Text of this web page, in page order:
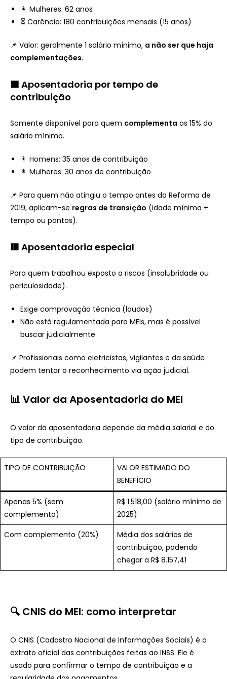
👩 Mulheres: 62 anos
⏳ Carência: 180 contribuições mensais (15 anos)
📌 Valor: geralmente 1 salário mínimo, a não ser que haja
complementações.
🟦 Aposentadoria por tempo de
contribuição
Somente disponível para quem complementa os 15% do
salário mínimo.
👨 Homens: 35 anos de contribuição
👩 Mulheres: 30 anos de contribuição
📌 Para quem não atingiu o tempo antes da Reforma de
2019, aplicam-se regras de transição (idade mínima +
tempo ou pontos).
🟥 Aposentadoria especial
Para quem trabalhou exposto a riscos (insalubridade ou
periculosidade).
Exige comprovação técnica (laudos)
Não está regulamentada para MEIs, mas é possível
buscar judicialmente
📌 Profissionais como eletricistas, vigilantes e da saúde
podem tentar o reconhecimento via ação judicial.
📊 Valor da Aposentadoria do MEI
O valor da aposentadoria depende da média salarial e do
tipo de contribuição.
TIPO DE CONTRIBUIÇÃO
VALOR ESTIMADO DO
BENEFÍCIO
Apenas 5% (sem
complemento)
R$ 1.518,00 (salário mínimo de
2025)
Com complemento (20%)
Média dos salários de
contribuição, podendo
chegar a R$ 8.157,41
🔍 CNIS do MEI: como interpretar
O CNIS (Cadastro Nacional de Informações Sociais) é o
extrato oficial das contribuições feitas ao INSS. Ele é
usado para confirmar o tempo de contribuição e a